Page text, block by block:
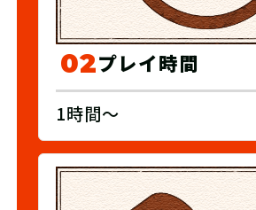
02プレイ時間
1時間～